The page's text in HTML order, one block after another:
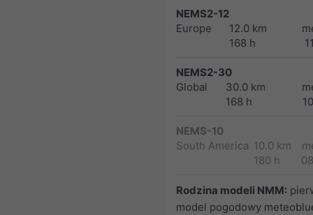
NEMS2-12
Europe
12.0 km
168 h
NEMS2-30
Global
30.0 km
168 h
NEMS-10
South America 10.0 km
180 h
Rodzina modeli NMM:
model pogodowy